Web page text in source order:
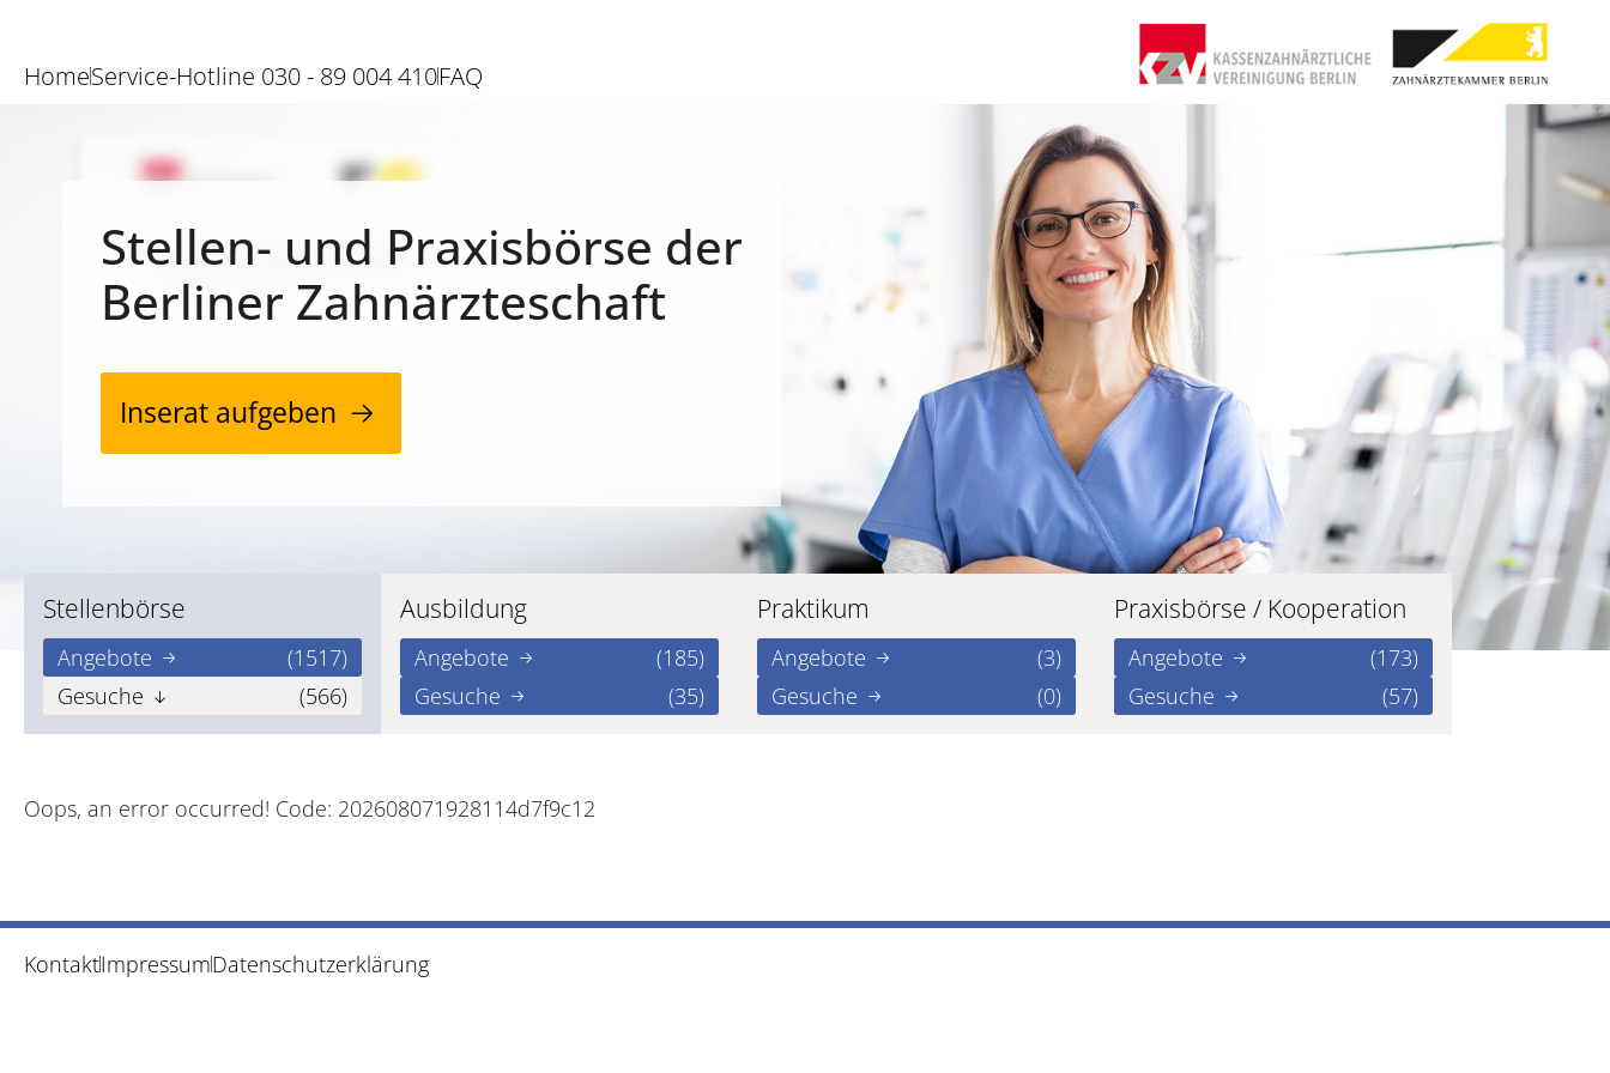
HomeService-Hotline 030 - 89 004 410FAQ
Stellen- und Praxisbörse der
Berliner Zahnärzteschaft
Inserat aufgeben
Stellenbörse
Angebote
(1517)
Gesuche
(566)
Ausbildung
Angebote
(185)
Gesuche
(35)
Praktikum
Angebote
(3)
Gesuche
(0)
Praxisbörse / Kooperation
Angebote
(173)
Gesuche
(57)
Oops, an error occurred! Code: 202608071928114d7f9c12
KontaktImpressumDatenschutzerklärung